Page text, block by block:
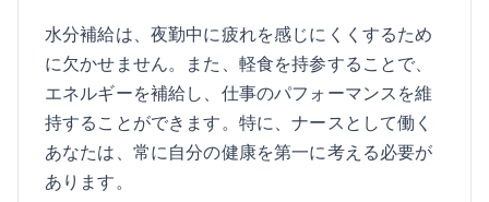
水分補給は、夜勤中に疲れを感じにくくするため
に欠かせません。また、軽食を持参することで、
エネルギーを補給し、仕事のパフォーマンスを維
持することができます。特に、ナースとして働く
あなたは、常に自分の健康を第一に考える必要が
あります。